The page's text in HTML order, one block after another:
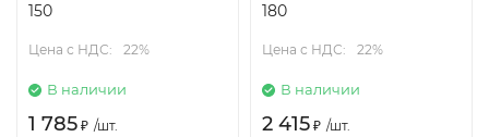
150
Цена с НДС: 22%
В наличии
1 785 ₽ /шт.
180
Цена с НДС: 22%
В наличии
2 415 ₽ /шт.